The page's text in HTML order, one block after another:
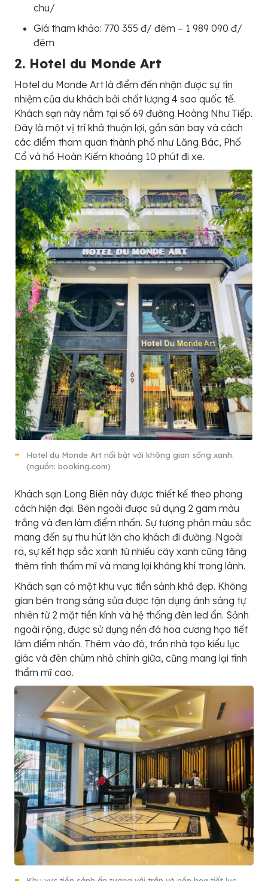
chu/
Giá tham khảo: 770 355 đ/ đêm – 1 989 090 đ/
đêm
2. Hotel du Monde Art
Hotel du Monde Art là điểm đến nhận được sự tín
nhiệm của du khách bởi chất lượng 4 sao quốc tế.
Khách sạn này nằm tại số 69 đường Hoàng Như Tiếp.
Đây là một vị trí khá thuận lợi, gần sân bay và cách
các điểm tham quan thành phố như Lăng Bác, Phố
Cổ và hồ Hoàn Kiếm khoảng 10 phút đi xe.
Hotel du Monde Art nổi bật với không gian sống xanh.
(nguồn: booking.com)
Khách sạn Long Biên này được thiết kế theo phong
cách hiện đại. Bên ngoài được sử dụng 2 gam màu
trắng và đen làm điểm nhấn. Sự tương phản màu sắc
mang đến sự thu hút lớn cho khách đi đường. Ngoài
ra, sự kết hợp sắc xanh từ nhiều cây xanh cũng tăng
thêm tính thẩm mĩ và mang lại không khí trong lành.
Khách sạn có một khu vực tiền sảnh khá đẹp. Không
gian bên trong sáng sủa được tận dụng ánh sáng tự
nhiên từ 2 mặt tiền kính và hệ thống đèn led ẩn. Sảnh
ngoài rộng, được sử dụng nền đá hoa cương họa tiết
làm điểm nhấn. Thêm vào đó, trần nhà tạo kiểu lục
giác và đèn chùm nhỏ chính giữa, cũng mang lại tính
thẩm mĩ cao.